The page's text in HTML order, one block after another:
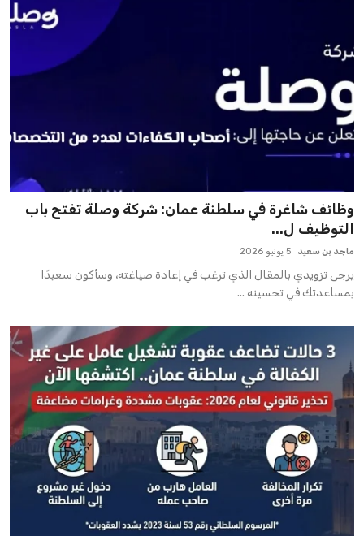
وظائف شاغرة في سلطنة عمان: شركة وصلة تفتح باب
التوظيف ل...
ماجد بن سعيد 5 يونيو 2026
يرجى تزويدي بالمقال الذي ترغب في إعادة صياغته، وسأكون سعيدًا
بمساعدتك في تحسينه ...